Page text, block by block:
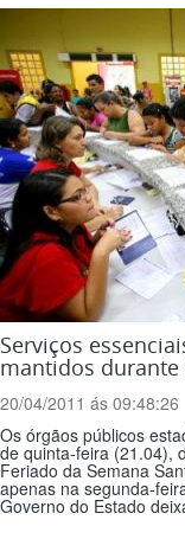
Serviços
mantidos durante
20/04/2011 ás 09:48:26
Os órgãos públicos
de quinta-feira (21.04),
Feriado da Semana
apenas na segunda-
Governo do Estado